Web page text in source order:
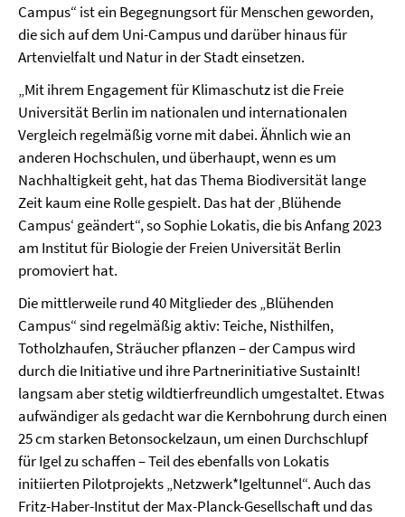
Campus“ ist ein Begegnungsort für Menschen geworden,
die sich auf dem Uni-Campus und darüber hinaus für
Artenvielfalt und Natur in der Stadt einsetzen.
„Mit ihrem Engagement für Klimaschutz ist die Freie
Universität Berlin im nationalen und internationalen
Vergleich regelmäßig vorne mit dabei. Ähnlich wie an
anderen Hochschulen, und überhaupt, wenn es um
Nachhaltigkeit geht, hat das Thema Biodiversität lange
Zeit kaum eine Rolle gespielt. Das hat der ‚Blühende
Campus‘ geändert“, so Sophie Lokatis, die bis Anfang 2023
am Institut für Biologie der Freien Universität Berlin
promoviert hat.
Die mittlerweile rund 40 Mitglieder des „Blühenden
Campus“ sind regelmäßig aktiv: Teiche, Nisthilfen,
Totholzhaufen, Sträucher pflanzen – der Campus wird
durch die Initiative und ihre Partnerinitiative SustainIt!
langsam aber stetig wildtierfreundlich umgestaltet. Etwas
aufwändiger als gedacht war die Kernbohrung durch einen
25 cm starken Betonsockelzaun, um einen Durchschlupf
für Igel zu schaffen – Teil des ebenfalls von Lokatis
initiierten Pilotprojekts „Netzwerk*Igeltunnel“. Auch das
Fritz-Haber-Institut der Max-Planck-Gesellschaft und das